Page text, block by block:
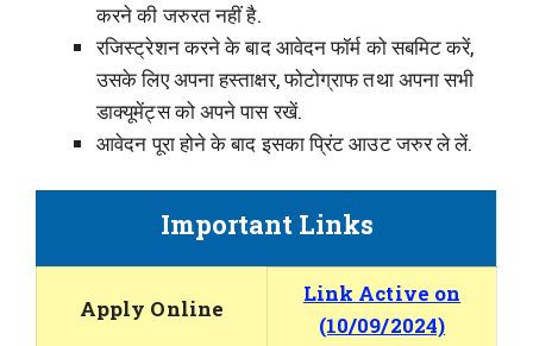
करने की जरुरत नहीं है.
रजिस्ट्रेशन करने के बाद आवेदन फॉर्म को सबमिट करें,
उसके लिए अपना हस्ताक्षर, फोटोग्राफ तथा अपना सभी
डाक्यूमेंट्स को अपने पास रखें.
आवेदन पूरा होने के बाद इसका प्रिंट आउट जरुर ले लें.
Important Links
Apply Online
Link Active on
(10/09/2024)